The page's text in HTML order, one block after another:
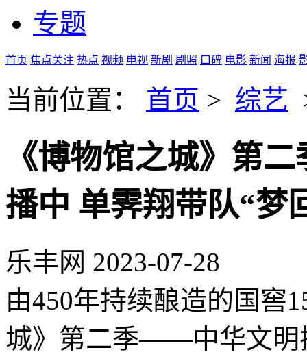
专题
首页 焦点关注 热点 视频 电视 新剧 剧照 口碑 电影 新闻 海报
当前位置： 首页 > 综艺
《博物馆之城》第
播中 单霁翔带队“梦
乐丰网 2023-07-28
由450年持续酿造的国窖
城》第二季——中华文明